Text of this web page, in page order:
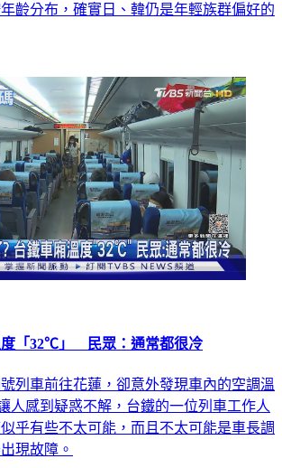
齡分布，確實日、韓仍是年輕族群偏好的
度「32℃」 民眾：通常都很冷
列車前往花蓮，卻意外發現車內的空調溫
人感到疑惑不解，台鐵的一位列車工作人
乎有些不太可能，而且不太可能是車長調
現故障。